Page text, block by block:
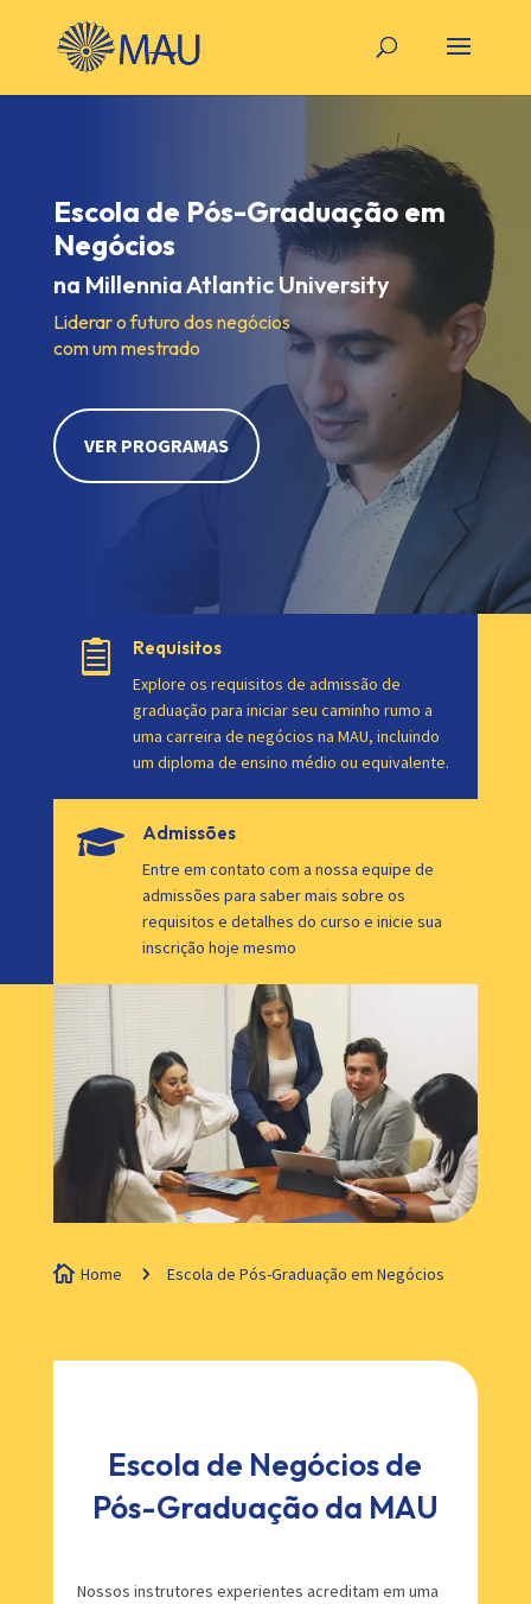
Escola de Pós-Graduação em
Negócios
na Millennia Atlantic University
Liderar o futuro dos negócios
com um mestrado
VER PROGRAMAS
 Requisitos
Explore os requisitos de admissão de
graduação para iniciar seu caminho rumo a
uma carreira de negócios na MAU, incluindo
um diploma de ensino médio ou equivalente.
 Admissões
Entre em contato com a nossa equipe de
admissões para saber mais sobre os
requisitos e detalhes do curso e inicie sua
inscrição hoje mesmo
 Home 5 Escola de Pós-Graduação em Negócios
Escola de Negócios de
Pós-Graduação da MAU
Nossos instrutores experientes acreditam em uma